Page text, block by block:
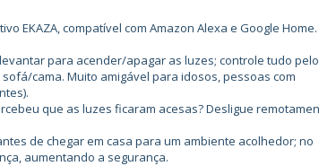
EKAZA, compatível com Amazon Alexa e Google Home.
para acender/apagar as luzes; controle tudo pelo
cama. Muito amigável para idosos, pessoas com
que as luzes ficaram acesas? Desligue
de chegar em casa para um ambiente acolhedor; no
aumentando a segurança.